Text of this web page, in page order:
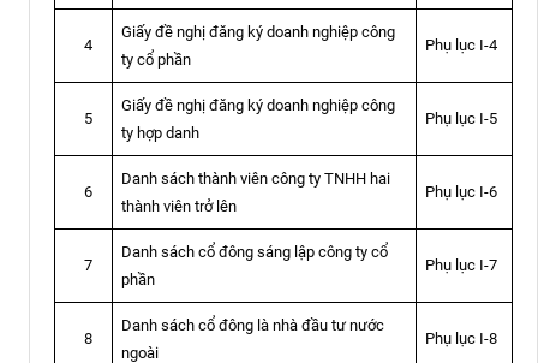
4
Giấy đề nghị đăng ký doanh nghiệp công
ty cổ phần
Phụ lục I-4
5
Giấy đề nghị đăng ký doanh nghiệp công
ty hợp danh
Phụ lục I-5
6
Danh sách thành viên công ty TNHH hai
thành viên trở lên
Phụ lục I-6
7
Danh sách cổ đông sáng lập công ty cổ
phần
Phụ lục I-7
8
Danh sách cổ đông là nhà đầu tư nước
ngoài
Phụ lục I-8